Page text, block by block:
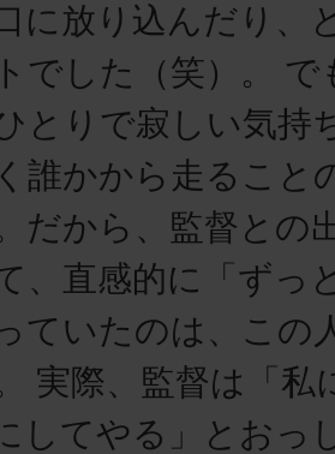
に放り込んだり、
でした（笑）。 で
とりで寂しい気持
誰かから走ること
だから、監督との
、直感的に「ずっ
ていたのは、この
実際、監督は「私
してやる」とおっ